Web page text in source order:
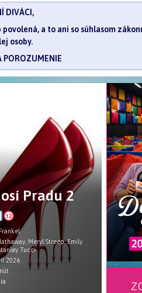
DIVÁCI,
a to ani so súhlasom
osoby.
POROZUMENIE
Pradu 2
12
Meryl Streep, Emily
Tucci
2026